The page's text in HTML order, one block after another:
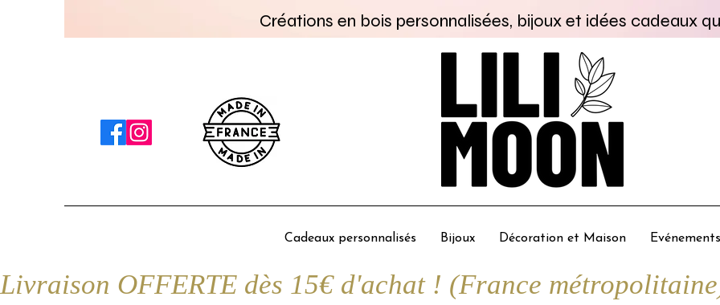
Créations en bois personnalisées, bijoux et idées cadeaux
Cadeaux personnalisés Bijoux Décoration et Maison Evénements
Livraison OFFERTE dès 15€ d'achat ! (France